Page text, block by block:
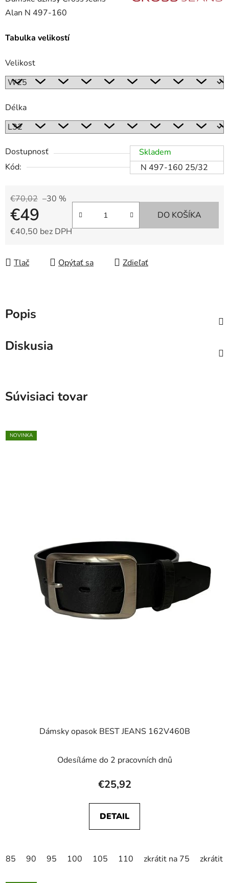
Alan N 497-160
Tabulka velikostí
Velikost
Délka
Dostupnosť
Skladem
Kód:
N 497-160 25/32
€70,02 –30 %
€49
€40,50 bez DPH
DO KOŠÍKA
Tlač Opýtať sa Zdieľať
Popis
Diskusia
Súvisiaci tovar
NOVINKA
Dámsky opasok BEST JEANS 162V460B
Odesíláme do 2 pracovních dnů
€25,92
DETAIL
85 90 95 100 105 110 zkrátit na 75 zkrátit